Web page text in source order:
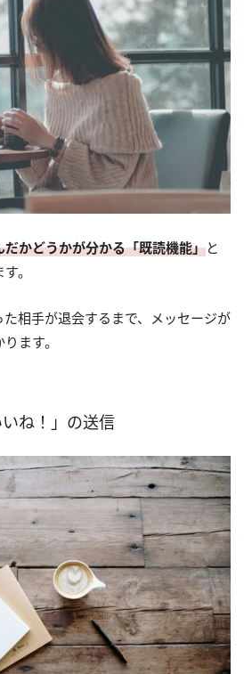
かどうかが分かる「既読機能」と
。
相手が退会するまで、メッセージが
ます。
いね！」の送信